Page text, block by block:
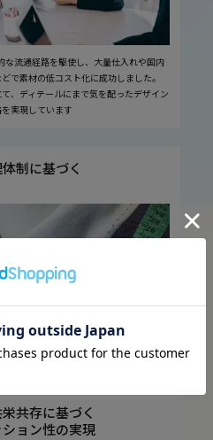
流通経路を駆使し、大量仕入れや国内
で素材の低コスト化に成功しました。
、ディテールにまで気を配ったデザイン
実現しています
制に基づく
くために、厳しい品質検査基準を設定し
共存に基づく
ョン性の実現